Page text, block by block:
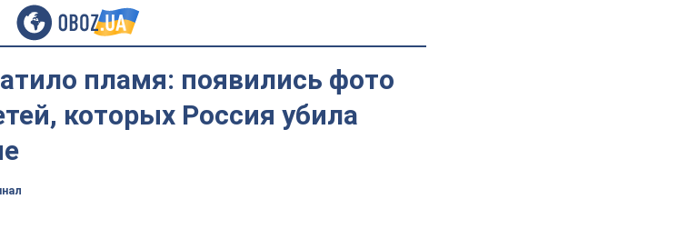
пламя: появились фото
которых Россия убила